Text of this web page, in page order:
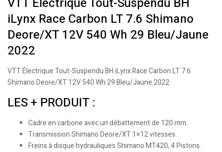
iLynx Race Carbon LT 7.6 Shimano
Deore/XT 12V 540 Wh 29 Bleu/Jaune
2022
VTT Électrique Tout-Suspendu BH iLynx Race Carbon LT 7.6
Shimano Deore/XT 12V 540 Wh 29 Bleu/Jaune 2022
LES + PRODUIT :
Cadre en carbone avec un débattement de 120 mm.
Transmission Shimano Deore/XT 1×12 vitesses.
Freins à disque hydrauliques Shimano MT420, 4 Pistons.